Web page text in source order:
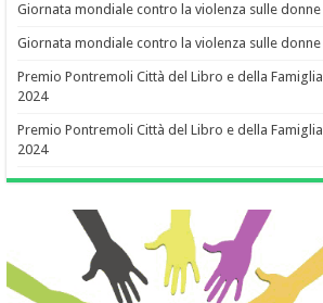
Giornata mondiale contro la violenza sulle donne
Giornata mondiale contro la violenza sulle donne
Premio Pontremoli Città del Libro e della Famiglia
2024
Premio Pontremoli Città del Libro e della Famiglia
2024